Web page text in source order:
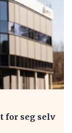
for seg selv